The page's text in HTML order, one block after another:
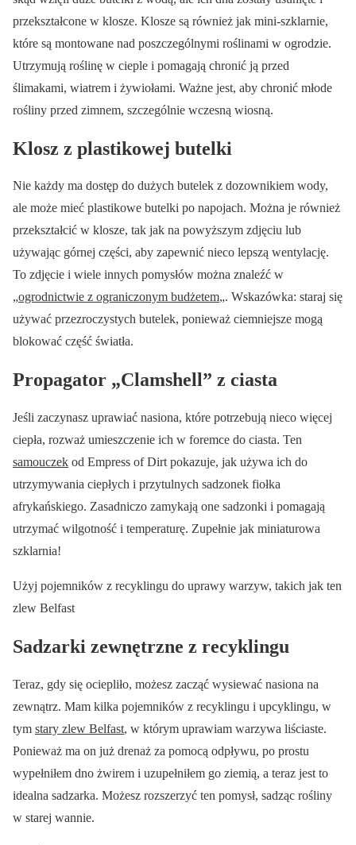
przekształcone w klosze. Klosze są również jak mini-szklarnie,
które są montowane nad poszczególnymi roślinami w ogrodzie.
Utrzymują roślinę w cieple i pomagają chronić ją przed
ślimakami, wiatrem i żywiołami. Ważne jest, aby chronić młode
rośliny przed zimnem, szczególnie wczesną wiosną.
Klosz z plastikowej butelki
Nie każdy ma dostęp do dużych butelek z dozownikiem wody,
ale może mieć plastikowe butelki po napojach. Można je również
przekształcić w klosze, tak jak na powyższym zdjęciu lub
używając górnej części, aby zapewnić nieco lepszą wentylację.
To zdjęcie i wiele innych pomysłów można znaleźć w
„ogrodnictwie z ograniczonym budżetem„. Wskazówka: staraj się
używać przezroczystych butelek, ponieważ ciemniejsze mogą
blokować część światła.
Propagator „Clamshell” z ciasta
Jeśli zaczynasz uprawiać nasiona, które potrzebują nieco więcej
ciepła, rozważ umieszczenie ich w foremce do ciasta. Ten
samouczek od Empress of Dirt pokazuje, jak używa ich do
utrzymywania ciepłych i przytulnych sadzonek fiołka
afrykańskiego. Zasadniczo zamykają one sadzonki i pomagają
utrzymać wilgotność i temperaturę. Zupełnie jak miniaturowa
szklarnia!
Użyj pojemników z recyklingu do uprawy warzyw, takich jak ten
zlew Belfast
Sadzarki zewnętrzne z recyklingu
Teraz, gdy się ociepliło, możesz zacząć wysiewać nasiona na
zewnątrz. Mam kilka pojemników z recyklingu i upcyklingu, w
tym stary zlew Belfast, w którym uprawiam warzywa liściaste.
Ponieważ ma on już drenaż za pomocą odpływu, po prostu
wypełniłem dno żwirem i uzupełniłem go ziemią, a teraz jest to
idealna sadzarka. Możesz rozszerzyć ten pomysł, sadząc rośliny
w starej wannie.